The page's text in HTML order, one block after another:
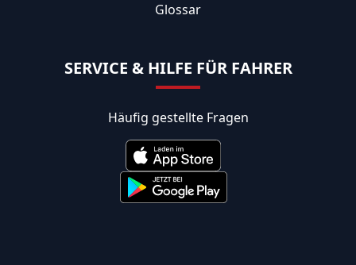
Glossar
SERVICE & HILFE FÜR FAHRER
Häufig gestellte Fragen